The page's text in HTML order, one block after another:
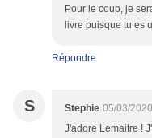
Pour le coup, je
livre puisque tu es
Répondre
S Stephie 05/03/
J'adore Lemaitre !